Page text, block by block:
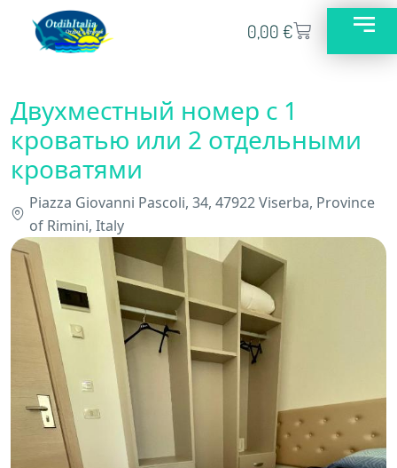
0,00€
Двухместный номер с 1
кроватью или 2 отдельными
кроватями
Piazza Giovanni Pascoli, 34, 47922 Viserba, Province
of Rimini, Italy